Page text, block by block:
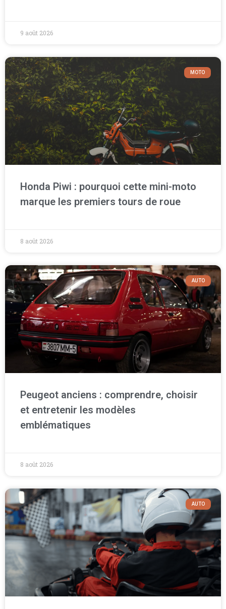
9 août 2026
MOTO
Honda Piwi : pourquoi cette mini-moto
marque les premiers tours de roue
8 août 2026
AUTO
Peugeot anciens : comprendre, choisir
et entretenir les modèles
emblématiques
8 août 2026
AUTO